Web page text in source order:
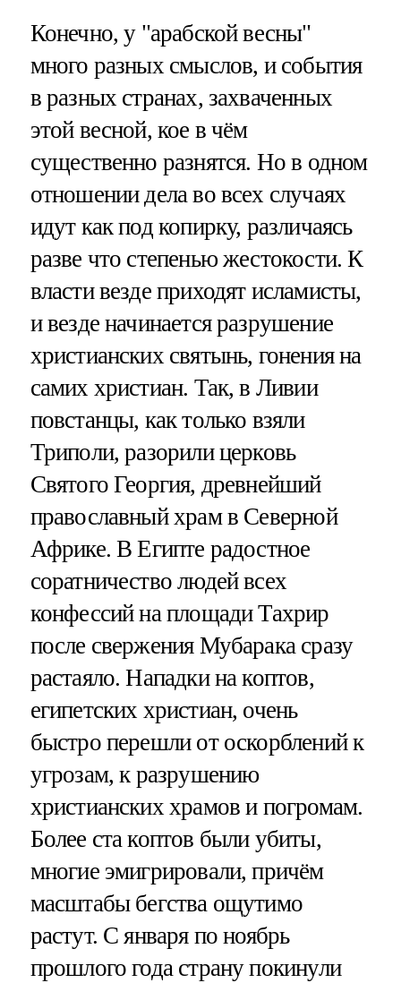
Конечно, у "арабской весны"
много разных смыслов, и события
в разных странах, захваченных
этой весной, кое в чём
существенно разнятся. Но в одном
отношении дела во всех случаях
идут как под копирку, различаясь
разве что степенью жестокости. К
власти везде приходят исламисты,
и везде начинается разрушение
христианских святынь, гонения на
самих христиан. Так, в Ливии
повстанцы, как только взяли
Триполи, разорили церковь
Святого Георгия, древнейший
православный храм в Северной
Африке. В Египте радостное
соратничество людей всех
конфессий на площади Тахрир
после свержения Мубарака сразу
растаяло. Нападки на коптов,
египетских христиан, очень
быстро перешли от оскорблений к
угрозам, к разрушению
христианских храмов и погромам.
Более ста коптов были убиты,
многие эмигрировали, причём
масштабы бегства ощутимо
растут. С января по ноябрь
прошлого года страну покинули